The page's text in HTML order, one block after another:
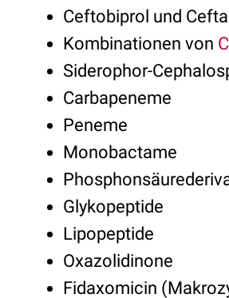
Ceftobiprol und
Kombinationen von
Siderophor-
Carbapeneme
Peneme
Monobactame
Glykopeptide
Lipopeptide
Oxazolidinone
Fidaxomicin